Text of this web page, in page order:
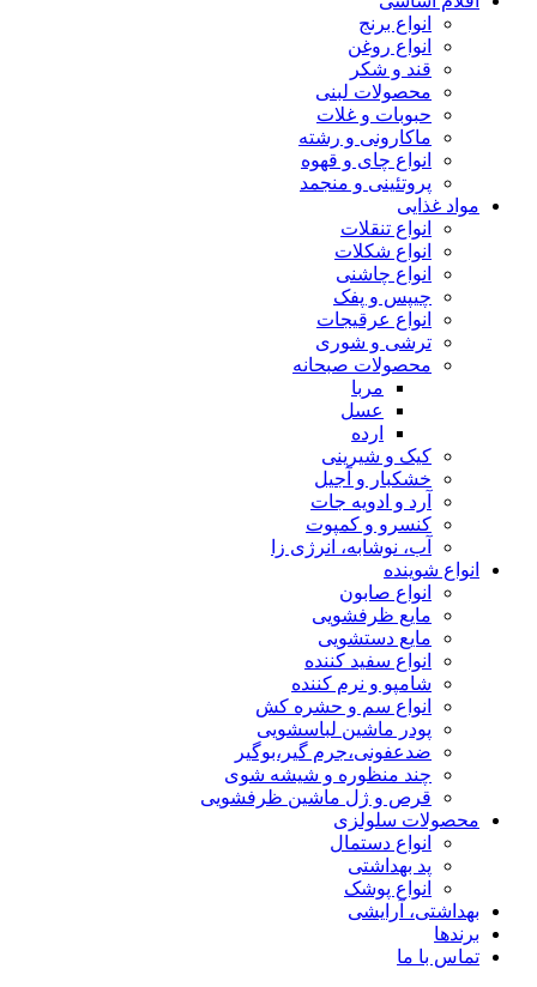
انواع برنج
انواع روغن
قند و شکر
محصولات لبنی
حبوبات و غلات
ماکارونی و رشته
انواع چای و قهوه
پروتئینی و منجمد
مواد غذایی
انواع تنقلات
انواع شکلات
انواع چاشنی
چیپس و پفک
انواع عرقیجات
ترشی و شوری
محصولات صبحانه
مربا
عسل
ارده
کیک و شیرینی
خشکبار و آجیل
آرد و ادویه جات
کنسرو و کمپوت
آب، نوشابه، انرژی زا
انواع شوینده
انواع صابون
مایع ظرفشویی
مایع دستشویی
انواع سفید کننده
شامپو و نرم کننده
انواع سم و حشره کش
پودر ماشین لباسشویی
ضدعفونی،جرم گیر،بوگیر
چند منظوره و شیشه شوی
قرص و ژل ماشین ظرفشویی
محصولات سلولزی
انواع دستمال
پد بهداشتی
انواع پوشک
بهداشتی، آرایشی
برندها
تماس با ما